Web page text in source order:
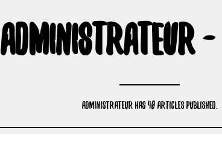
ADMINISTRATEUR -
ADMINISTRATEUR HAS 40 ARTICLES PUBLISHED.